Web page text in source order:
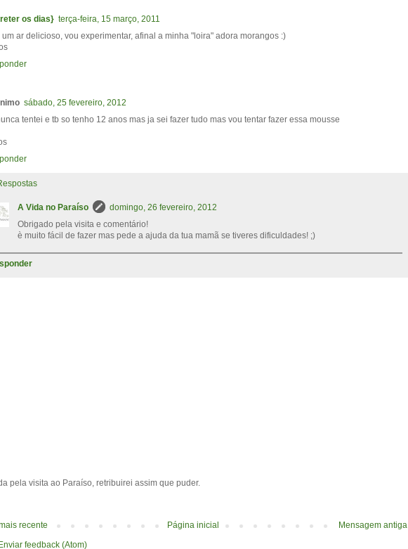
os dias} terça-feira, 15 março, 2011
um ar delicioso, vou experimentar, afinal a minha "loira" adora morangos :)
sábado, 25 fevereiro, 2012
tentei e tb so tenho 12 anos mas ja sei fazer tudo mas vou tentar fazer essa mousse
A Vida no Paraíso
domingo, 26 fevereiro, 2012
Obrigado pela visita e comentário!
è muito fácil de fazer mas pede a ajuda da tua mamã se tiveres dificuldades! ;)
pela visita ao Paraíso, retribuirei assim que puder.
recente
Mensagem antiga
Página inicial
feedback (Atom)